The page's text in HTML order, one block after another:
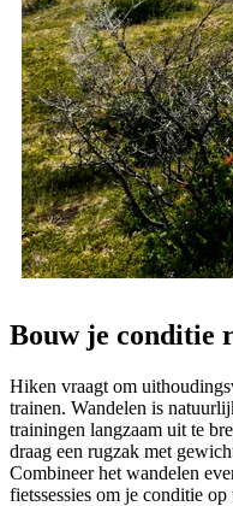
Bouw je conditie
Hiken vraagt om
trainen. Wandelen is
trainingen langzaam uit te
draag een rugzak met
Combineer het wandelen
fietssessies om je conditie op